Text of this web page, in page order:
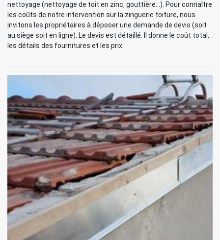
nettoyage (nettoyage de toit en zinc, gouttière…). Pour connaître
les coûts de notre intervention sur la zinguerie toiture, nous
invitons les propriétaires à déposer une demande de devis (soit
au siège soit en ligne). Le devis est détaillé. Il donne le coût total,
les détails des fournitures et les prix.